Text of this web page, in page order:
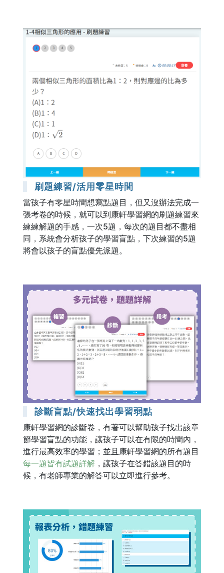
刷題練習/活用零星時間
當孩子有零星時間想寫點題目，但又沒辦法完成一
張考卷的時候，就可以到康軒學習網的刷題練習來
練練解題的手感，一次5題，每次的題目都不盡相
同，系統會分析孩子的學習盲點，下次練習的5題
將會以孩子的盲點優先派題。
診斷盲點/快速找出學習弱點
康軒學習網的診斷卷，有著可以幫助孩子找出該章
節學習盲點的功能，讓孩子可以在有限的時間內，
進行最高效率的學習；並且康軒學習網的所有題目
每一題皆有試題詳解 ，讓孩子在答錯該題目的時
候，有老師專業的解答可以立即進行參考。